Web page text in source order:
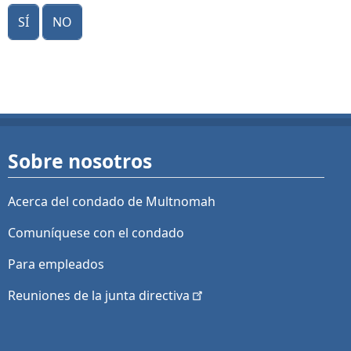
Sí No
Sobre nosotros
Acerca del condado de Multnomah
Comuníquese con el condado
Para empleados
Reuniones de la junta directiva